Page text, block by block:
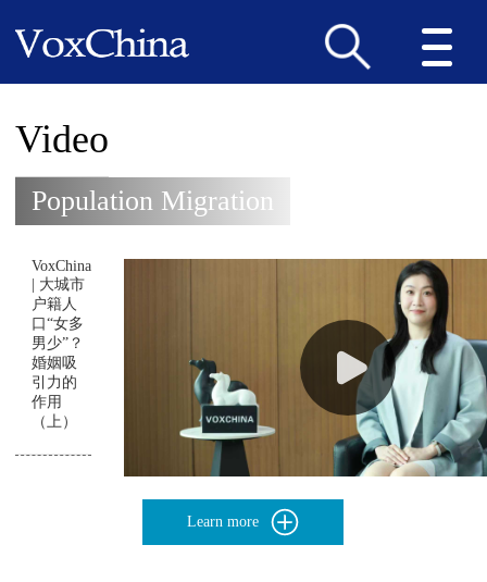
Video
Population Migration
VoxChina
| 大城市
户籍人
口“女多
男少”？
婚姻吸
引力的
作用
（上）
Learn more